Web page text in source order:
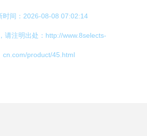
时间：2026-08-08 07:02:14
请注明出处：http://www.8selects-
cn.com/product/45.html